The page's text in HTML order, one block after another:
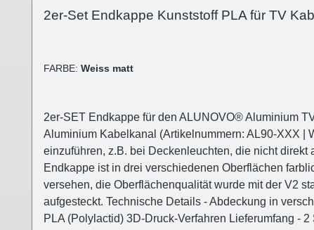
2er-Set Endkappe Kunststoff PLA für TV
FARBE: Weiss matt
2er-SET Endkappe für den ALUNOVO® Aluminium
Aluminium Kabelkanal (Artikelnummern: AL90-XXX |
einzuführen, z.B. bei Deckenleuchten, die nicht
Endkappe ist in drei verschiedenen Oberflächen
versehen, die Oberflächenqualität wurde mit der V2
aufgesteckt. Technische Details - Abdeckung in
PLA (Polylactid) 3D-Druck-